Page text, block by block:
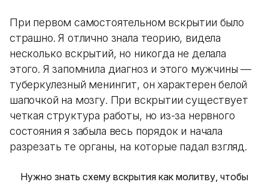
При первом самостоятельном вскрытии было
страшно. Я отлично знала теорию, видела
несколько вскрытий, но никогда не делала
этого. Я запомнила диагноз и этого мужчины —
туберкулезный менингит, он характерен белой
шапочкой на мозгу. При вскрытии существует
четкая структура работы, но из-за нервного
состояния я забыла весь порядок и начала
разрезать те органы, на которые падал взгляд.
Нужно знать схему вскрытия как молитву, чтобы